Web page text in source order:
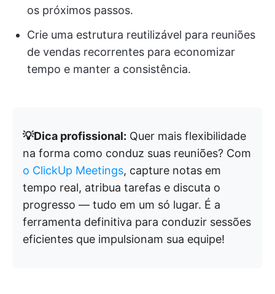
os próximos passos.
Crie uma estrutura reutilizável para reuniões
de vendas recorrentes para economizar
tempo e manter a consistência.
💡Dica profissional: Quer mais flexibilidade
na forma como conduz suas reuniões? Com
o ClickUp Meetings, capture notas em
tempo real, atribua tarefas e discuta o
progresso — tudo em um só lugar. É a
ferramenta definitiva para conduzir sessões
eficientes que impulsionam sua equipe!